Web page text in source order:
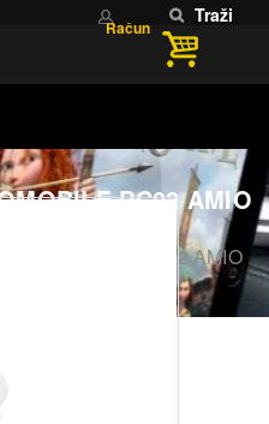
Račun
Traži
PC02 AMIO
AUTOMOBILE PC02 AMIO